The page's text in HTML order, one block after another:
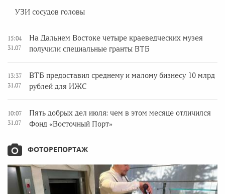
УЗИ сосудов головы
15:04
31.07
На Дальнем Востоке четыре краеведческих музея
получили специальные гранты ВТБ
13:37
31.07
ВТБ предоставил среднему и малому бизнесу 10 млрд
рублей для ИЖС
10:07
31.07
Пять добрых дел июля: чем в этом месяце отличился
Фонд «Восточный Порт»
ФОТОРЕПОРТАЖ